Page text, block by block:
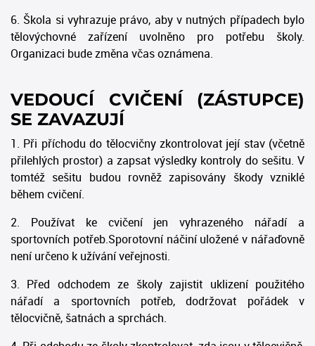
6. Škola si vyhrazuje právo, aby v nutných případech bylo
tělovýchovné zařízení uvolněno pro potřebu školy.
Organizaci bude změna včas oznámena.
VEDOUCÍ CVIČENÍ (ZÁSTUPCE)
SE ZAVAZUJÍ
1. Při příchodu do tělocvičny zkontrolovat její stav (včetně
přilehlých prostor) a zapsat výsledky kontroly do sešitu. V
tomtéž sešitu budou rovněž zapisovány škody vzniklé
během cvičení.
2. Používat ke cvičení jen vyhrazeného nářadí a
sportovních potřeb.Sporotovní náčiní uložené v nářaďovně
není určeno k užívání veřejnosti.
3. Před odchodem ze školy zajistit uklizení použitého
nářadí a sportovních potřeb, dodržovat pořádek v
tělocvičně, šatnách a sprchách.